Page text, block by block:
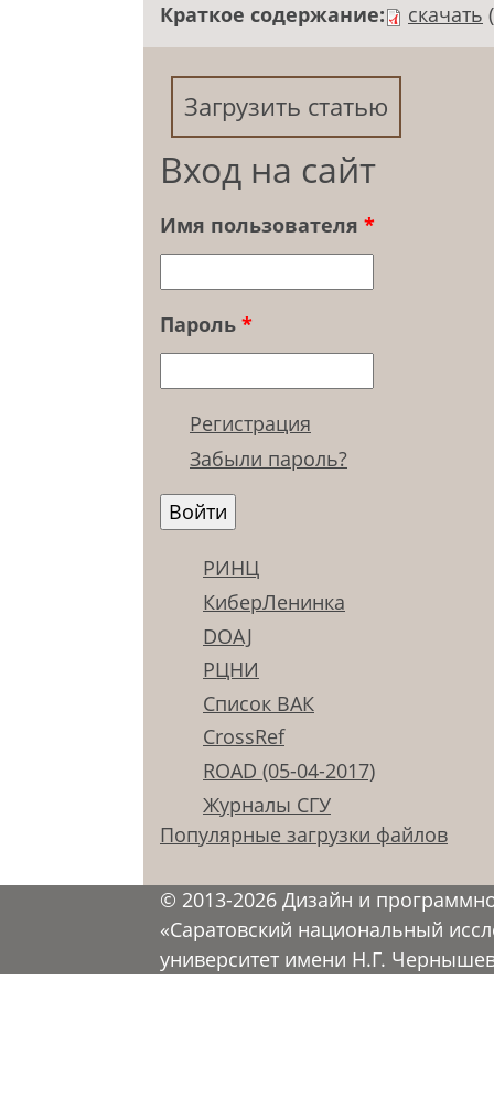
Краткое содержание:
скачать
Загрузить статью
Вход на сайт
Имя пользователя *
Пароль *
Регистрация
Забыли пароль?
РИНЦ
КиберЛенинка
DOAJ
РЦНИ
Список ВАК
CrossRef
ROAD (05-04-2017)
Журналы СГУ
Популярные загрузки файлов
© 2013-2026 Дизайн и
«Саратовский национальный
университет имени Н.Г.